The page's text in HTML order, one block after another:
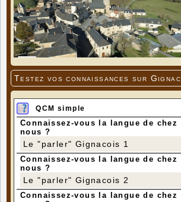
Testez vos connaissances sur Gignac
QCM simple
Connaissez-vous la langue de chez
nous ?
Le "parler" Gignacois 1
Connaissez-vous la langue de chez
nous ?
Le "parler" Gignacois 2
Connaissez-vous la langue de chez